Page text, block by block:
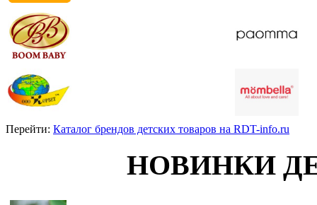
Перейти: Каталог брендов детских товаров на RDT-info.ru
НОВИНКИ